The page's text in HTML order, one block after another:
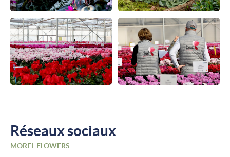
Réseaux sociaux
MOREL FLOWERS